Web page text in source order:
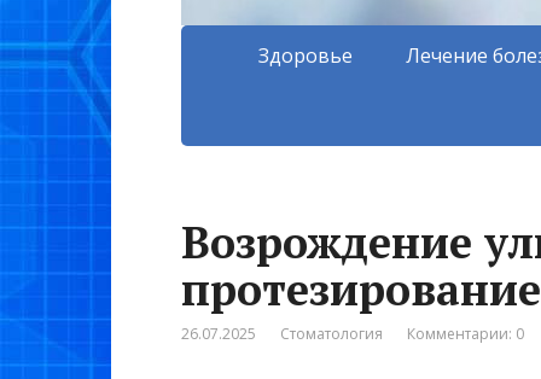
Здоровье Лечение
Возрождение
26.07.2025 Стоматология Комментарии: 0